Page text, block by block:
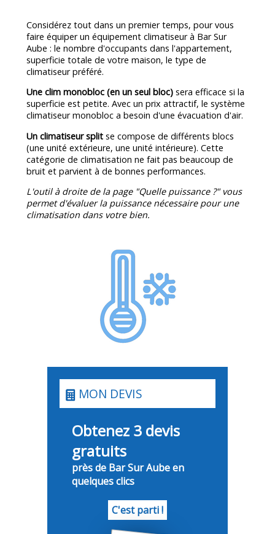
Considérez tout dans un premier temps, pour vous
faire équiper un équipement climatiseur à Bar Sur
Aube : le nombre d'occupants dans l'appartement,
superficie totale de votre maison, le type de
climatiseur préféré.
Une clim monobloc (en un seul bloc) sera efficace si la
superficie est petite. Avec un prix attractif, le système
climatiseur monobloc a besoin d'une évacuation d'air.
Un climatiseur split se compose de différents blocs
(une unité extérieure, une unité intérieure). Cette
catégorie de climatisation ne fait pas beaucoup de
bruit et parvient à de bonnes performances.
L'outil à droite de la page "Quelle puissance ?" vous
permet d'évaluer la puissance nécessaire pour une
climatisation dans votre bien.
MON DEVIS
Obtenez 3 devis
gratuits
près de Bar Sur Aube en
quelques clics
C'est parti !